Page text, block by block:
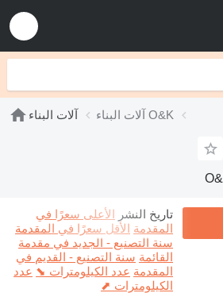
آلات البناء آلات البناء O&K
تاريخ النشر الأعلى سعرًا في
المقدمة الأقل سعرًا في المقدمة
سنة التصنيع - الجديد في مقدمة
القائمة سنة التصنيع - القديم في
المقدمة عدد الكيلومترات ⬊ عدد
الكيلومترات ⬈